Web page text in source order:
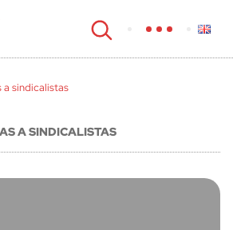
a sindicalistas
A SINDICALISTAS